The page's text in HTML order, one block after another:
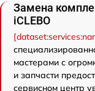
Замена
iCLEBO
мастерами с
и запчасти
сервисном центр